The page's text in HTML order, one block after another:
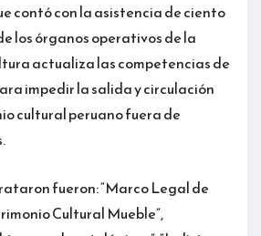
contó con la asistencia de ciento
los órganos operativos de la
actualiza las competencias de
impedir la salida y circulación
cultural peruano fuera de
fueron: “Marco Legal de
Cultural Mueble”,